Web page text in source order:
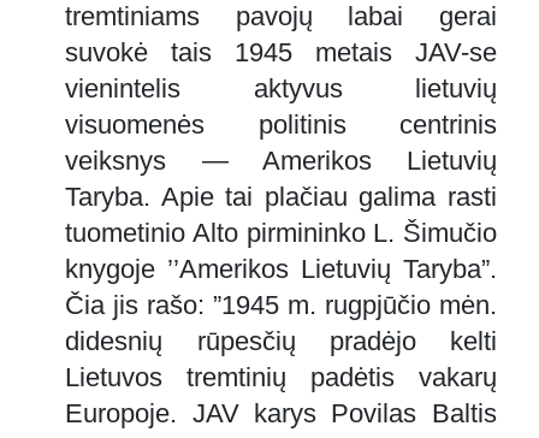
tremtiniams pavojų labai gerai
suvokė tais 1945 metais JAV-se
vienintelis aktyvus lietuvių
visuomenės politinis centrinis
veiksnys — Amerikos Lietuvių
Taryba. Apie tai plačiau galima rasti
tuometinio Alto pirmininko L. Šimučio
knygoje ’’Amerikos Lietuvių Taryba”.
Čia jis rašo: ”1945 m. rugpjūčio mėn.
didesnių rūpesčių pradėjo kelti
Lietuvos tremtinių padėtis vakarų
Europoje. JAV karys Povilas Baltis